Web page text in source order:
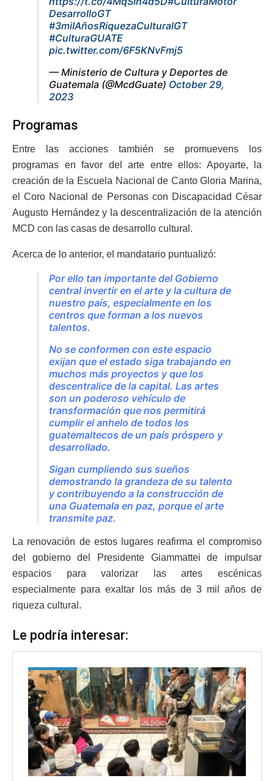
DesarrolloGT
#3milAñosRiquezaCulturalGT
#CulturaGUATE
pic.twitter.com/6F5KNvFmj5
— Ministerio de Cultura y Deportes de
Guatemala (@McdGuate) October 29,
2023
Programas
Entre las acciones también se promuevens los
programas en favor del arte entre ellos: Apoyarte, la
creación de la Escuela Nacional de Canto Gloria Marina,
el Coro Nacional de Personas con Discapacidad César
Augusto Hernández y la descentralización de la atención
MCD con las casas de desarrollo cultural.
Acerca de lo anterior, el mandatario puntualizó:
Por ello tan importante del Gobierno
central invertir en el arte y la cultura de
nuestro país, especialmente en los
centros que forman a los nuevos
talentos.
No se conformen con este espacio
exijan que el estado siga trabajando en
muchos más proyectos y que los
descentralice de la capital. Las artes
son un poderoso vehículo de
transformación que nos permitirá
cumplir el anhelo de todos los
guatemaltecos de un país próspero y
desarrollado.
Sigan cumpliendo sus sueños
demostrando la grandeza de su talento
y contribuyendo a la construcción de
una Guatemala en paz, porque el arte
transmite paz.
La renovación de estos lugares reafirma el compromiso
del gobierno del Presidente Giammattei de impulsar
espacios para valorizar las artes escénicas
especialmente para exaltar los más de 3 mil años de
riqueza cultural.
Le podría interesar: